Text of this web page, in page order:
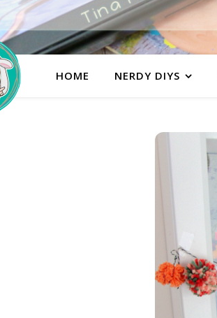
HOME NERDY DIYS